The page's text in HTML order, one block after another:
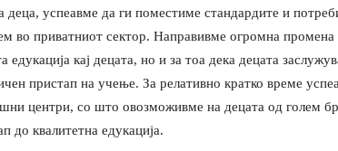
деца, успеавме да ги поместиме стандардите и
во приватниот сектор. Направивме огромна промена
едукација кај децата, но и за тоа дека децата
пристап на учење. За релативно кратко време
центри, со што овозможивме на децата од голем
до квалитетна едукација.